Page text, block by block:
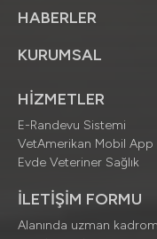
HABERLER
KURUMSAL
HİZMETLER
E-Randevu Sistemi
VetAmerikan Mobil App
Evde Veteriner Sağlık
İLETİŞİM FORMU
Alanında uzman